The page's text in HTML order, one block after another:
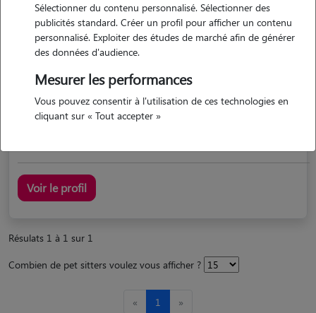
Adrien
La chapelle du bard 38580
possède des animaux
Adrien sedrati
Voir le profil
Résulats 1 à 1 sur 1
Combien de pet sitters voulez vous afficher ?
« 1 »
Sélectionner du contenu personnalisé. Sélectionner des
publicités standard. Créer un profil pour afficher un contenu
personnalisé. Exploiter des études de marché afin de générer
des données d'audience.
Mesurer les performances
Vous pouvez consentir à l'utilisation de ces technologies en
cliquant sur « Tout accepter »